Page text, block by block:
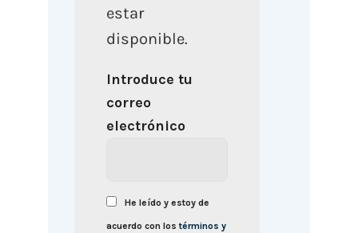
estar
disponible.
Introduce tu
correo
electrónico
He leído y estoy de
acuerdo con lostérminos y